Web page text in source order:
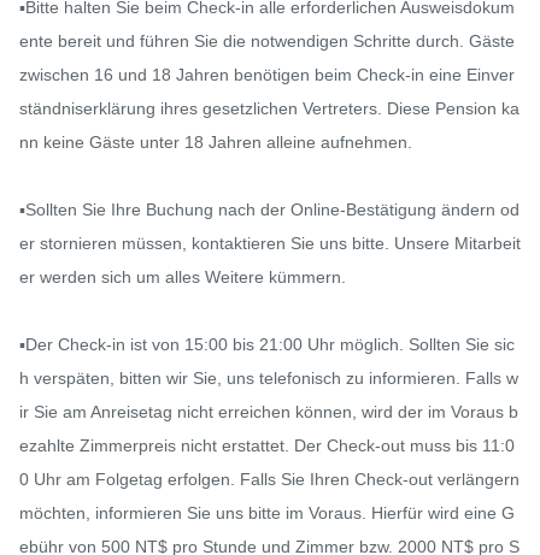
▪️Bitte halten Sie beim Check-in alle erforderlichen Ausweisdokum
ente bereit und führen Sie die notwendigen Schritte durch. Gäste
zwischen 16 und 18 Jahren benötigen beim Check-in eine Einver
ständniserklärung ihres gesetzlichen Vertreters. Diese Pension ka
nn keine Gäste unter 18 Jahren alleine aufnehmen.
▪️Sollten Sie Ihre Buchung nach der Online-Bestätigung ändern od
er stornieren müssen, kontaktieren Sie uns bitte. Unsere Mitarbeit
er werden sich um alles Weitere kümmern.
▪️Der Check-in ist von 15:00 bis 21:00 Uhr möglich. Sollten Sie sic
h verspäten, bitten wir Sie, uns telefonisch zu informieren. Falls w
ir Sie am Anreisetag nicht erreichen können, wird der im Voraus b
ezahlte Zimmerpreis nicht erstattet. Der Check-out muss bis 11:0
0 Uhr am Folgetag erfolgen. Falls Sie Ihren Check-out verlängern
möchten, informieren Sie uns bitte im Voraus. Hierfür wird eine G
ebühr von 500 NT$ pro Stunde und Zimmer bzw. 2000 NT$ pro S